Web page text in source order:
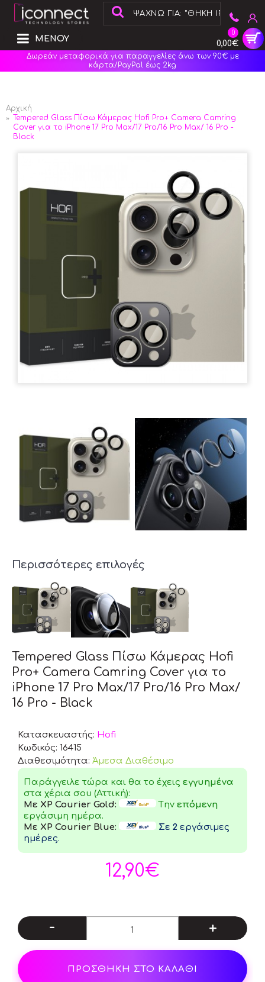
0
0,00€
ΜΕΝΟΥ
Δωρεάν μεταφορικά για παραγγελίες άνω των 90€ με
κάρτα/PayPal έως 2kg
Αρχική
Tempered Glass Πίσω Κάμερας Hofi Pro+ Camera Camring
Cover για το iPhone 17 Pro Max/17 Pro/16 Pro Max/ 16 Pro -
Black
Περισσότερες επιλογές
Tempered Glass Πίσω Κάμερας Hofi
Pro+ Camera Camring Cover για το
iPhone 17 Pro Max/17 Pro/16 Pro Max/
16 Pro - Black
Κατασκευαστής: Hofi
Κωδικός: 16415
Διαθεσιμότητα: Άμεσα Διαθέσιμο
Παράγγειλε τώρα και θα το έχεις εγγυημένα
στα χέρια σου (Αττική):
Με XP Courier Gold:
Tην επόμενη
εργάσιμη ημέρα.
Με XP Courier Blue:
Σε 2 εργάσιμες
ημέρες.
12,90€
- +
ΠΡΟΣΘΗΚΗ ΣΤΟ ΚΑΛΑΘΙ